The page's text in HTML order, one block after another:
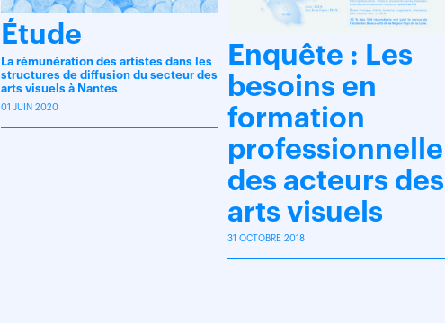
Étude
La rémunération des artistes dans les
structures de diffusion du secteur des
arts visuels à Nantes
01 JUIN 2020
Enquête : Les
besoins en
formation
professionnelle
des acteurs des
arts visuels
31 OCTOBRE 2018